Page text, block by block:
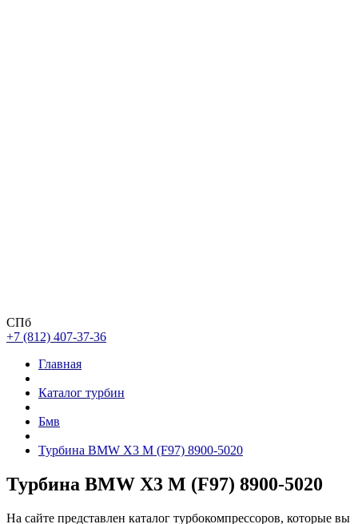
СПб
+7 (812) 407-37-36
Главная
Каталог турбин
Бмв
Турбина BMW X3 M (F97) 8900-5020
Турбина BMW X3 M (F97) 8900-5020
На сайте представлен каталог турбокомпрессоров, которые вы